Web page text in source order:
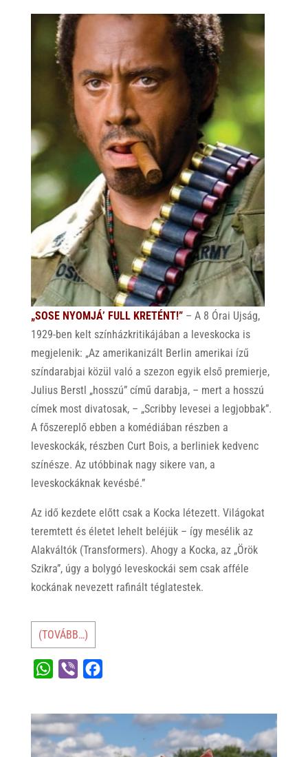
„SOSE NYOMJÁ’ FULL KRETÉNT!” – A 8 Órai Ujság,
1929-ben kelt színházkritikájában a leveskocka is
megjelenik: „Az amerikanizált Berlin amerikai ízű
színdarabjai közül való a szezon egyik első premierje,
Julius Berstl „hosszú” című darabja, – mert a hosszú
címek most divatosak, – „Scribby levesei a legjobbak”.
A főszereplő ebben a komédiában részben a
leveskockák, részben Curt Bois, a berliniek kedvenc
színésze. Az utóbbinak nagy sikere van, a
leveskockáknak kevésbé.”
Az idő kezdete előtt csak a Kocka létezett. Világokat
teremtett és életet lehelt beléjük – így mesélik az
Alakváltók (Transformers). Ahogy a Kocka, az „Örök
Szikra”, úgy a bolygó leveskockái sem csak afféle
kockának nevezett rafinált téglatestek.
(TOVÁBB…)
t
s
e
r
e
b